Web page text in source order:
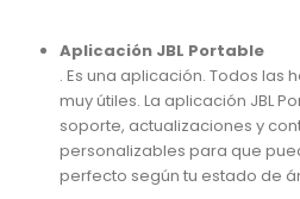
Aplicación JBL Portable
. Es una aplicación. Todos las
muy útiles. La aplicación JBL
soporte, actualizaciones y
personalizables para que
perfecto según tu estado de